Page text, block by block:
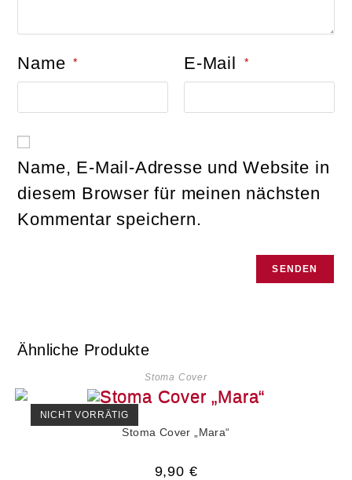
Name * E-Mail *
Name, E-Mail-Adresse und Website in
diesem Browser für meinen nächsten
Kommentar speichern.
Ähnliche Produkte
Stoma Cover
NICHT VORRÄTIG
Stoma Cover „Mara“
9,90 €